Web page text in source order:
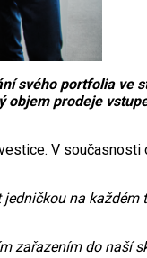
svého portfolia ve
prodeje
V
jedničkou na
zařazením do naší